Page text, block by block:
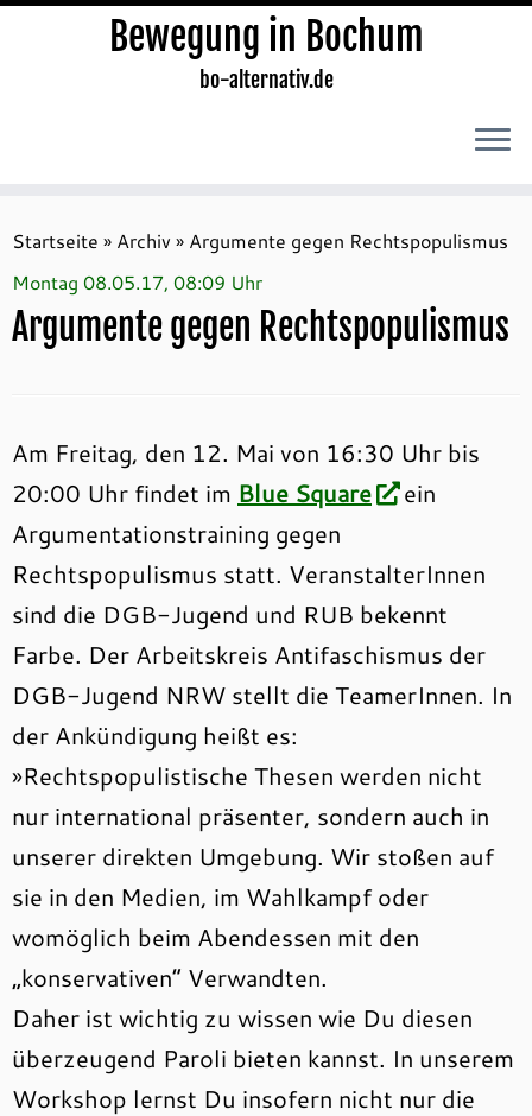
Inhalt
springen
Bewegung in Bochum
bo-alternativ.de
Startseite » Archiv » Argumente gegen Rechtspopulismus
Montag 08.05.17, 08:09 Uhr
Argumente gegen Rechtspopulismus
Am Freitag, den 12. Mai von 16:30 Uhr bis
20:00 Uhr findet im Blue Square
ein
Argumentationstraining gegen
Rechtspopulismus statt. VeranstalterInnen
sind die DGB-Jugend und RUB bekennt
Farbe. Der Arbeitskreis Antifaschismus der
DGB-Jugend NRW stellt die TeamerInnen. In
der Ankündigung heißt es:
»Rechtspopulistische Thesen werden nicht
nur international präsenter, sondern auch in
unserer direkten Umgebung. Wir stoßen auf
sie in den Medien, im Wahlkampf oder
womöglich beim Abendessen mit den
„konservativen“ Verwandten.
Daher ist wichtig zu wissen wie Du diesen
überzeugend Paroli bieten kannst. In unserem
Workshop lernst Du insofern nicht nur die